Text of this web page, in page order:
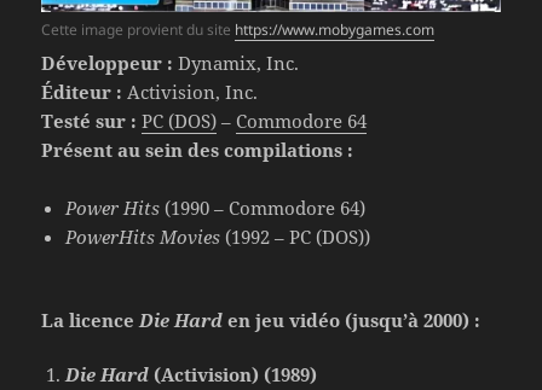
Cette image provient du site https://www.mobygames.com
Développeur : Dynamix, Inc.
Éditeur : Activision, Inc.
Testé sur : PC (DOS) – Commodore 64
Présent au sein des compilations :
Power Hits (1990 – Commodore 64)
PowerHits Movies (1992 – PC (DOS))
La licenceDie Hard en jeu vidéo (jusqu’à 2000) :
Die Hard (Activision) (1989)